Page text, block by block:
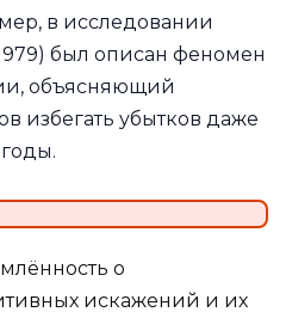
в исследовании
был описан феномен
объясняющий
избегать убытков даже
о
искажений и их